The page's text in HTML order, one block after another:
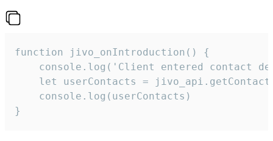
function jivo_onIntroduction() {
console.log('Client entered contact
let userContacts =
    console.log(userContacts)
}